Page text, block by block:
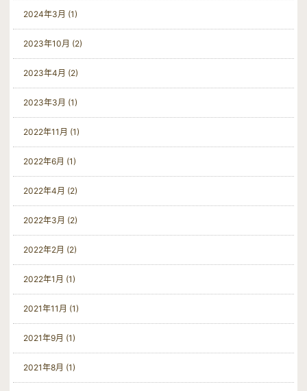
2024年3月 (1)
2023年10月 (2)
2023年4月 (2)
2023年3月 (1)
2022年11月 (1)
2022年6月 (1)
2022年4月 (2)
2022年3月 (2)
2022年2月 (2)
2022年1月 (1)
2021年11月 (1)
2021年9月 (1)
2021年8月 (1)